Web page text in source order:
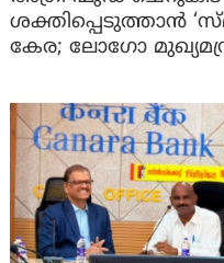
ശക്തിപ്പെടുത്താന്‍
കേര; ലോഗോ